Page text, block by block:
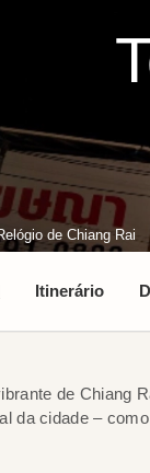
de Chiang Rai
Itinerário
de Chiang
da cidade –